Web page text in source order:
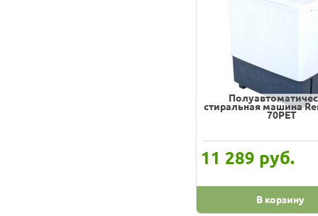
стиральная машина
70РЕТ
11 289 руб.
В корзину